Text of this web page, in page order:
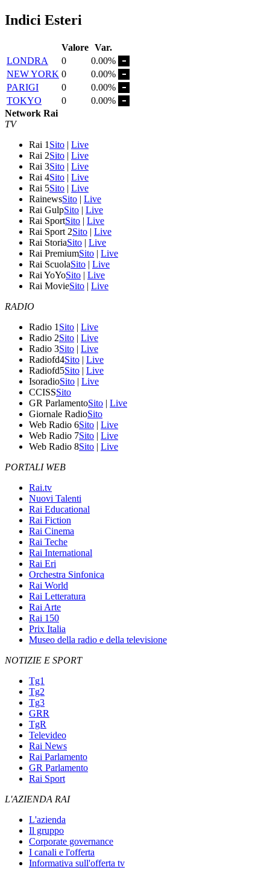
Indici Esteri
Valore Var.
LONDRA
0
0.00%
NEW YORK 0
0.00%
PARIGI
0
0.00%
TOKYO
0
0.00%
Network Rai
TV
Rai 1 Sito | Live
Rai 2Sito | Live
Rai 3Sito | Live
Rai 4Sito | Live
Rai 5Sito | Live
RainewsSito | Live
Rai GulpSito | Live
Rai SportSito | Live
Rai Sport 2Sito | Live
Rai StoriaSito | Live
Rai PremiumSito | Live
Rai ScuolaSito | Live
Rai YoYoSito | Live
Rai MovieSito | Live
RADIO
Radio 1 Sito | Live
Radio 2Sito | Live
Radio 3Sito | Live
Radiofd4Sito | Live
Radiofd5Sito | Live
IsoradioSito | Live
CCISSSito
GR ParlamentoSito | Live
Giornale RadioSito
Web Radio 6Sito | Live
Web Radio 7Sito | Live
Web Radio 8Sito | Live
PORTALI WEB
Rai.tv
Nuovi Talenti
Rai Educational
Rai Fiction
Rai Cinema
Rai Teche
Rai International
Rai Eri
Orchestra Sinfonica
Rai World
Rai Letteratura
Rai Arte
Rai 150
Prix Italia
Museo della radio e della televisione
NOTIZIE E SPORT
Tg1
Tg2
Tg3
GRR
TgR
Televideo
Rai News
Rai Parlamento
GR Parlamento
Rai Sport
L'AZIENDA RAI
L'azienda
Il gruppo
Corporate governance
I canali e l'offerta
Informativa sull'offerta tv